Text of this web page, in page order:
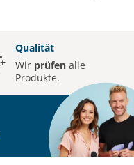
Qualität
Wir prüfen alle
Produkte.